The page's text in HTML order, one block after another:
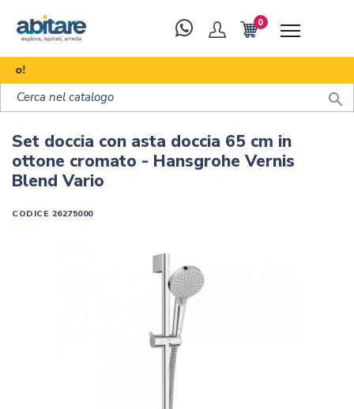
0

Set doccia con asta doccia 65 cm in
ottone cromato - Hansgrohe Vernis
Blend Vario
CODICE 26275000